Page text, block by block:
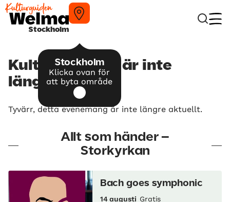
Stockholm
Stockholm
Klicka ovan för
att byta område
Kulturnatten – är inte
längre aktuellt
Tyvärr, detta evenemang är inte längre aktuellt.
Allt som händer –
Storkyrkan
Bach goes symphonic
14 augusti Gratis